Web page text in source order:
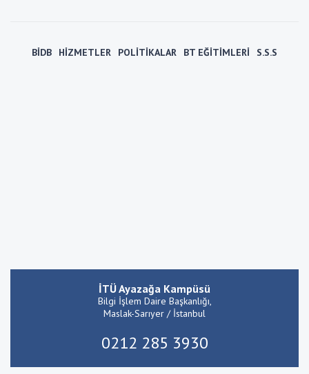
BİDB HİZMETLER POLİTİKALAR BT EĞİTİMLERİ S.S.S
İTÜ Ayazağa Kampüsü
Bilgi İşlem Daire Başkanlığı,
Maslak-Sarıyer / İstanbul
0212 285 3930